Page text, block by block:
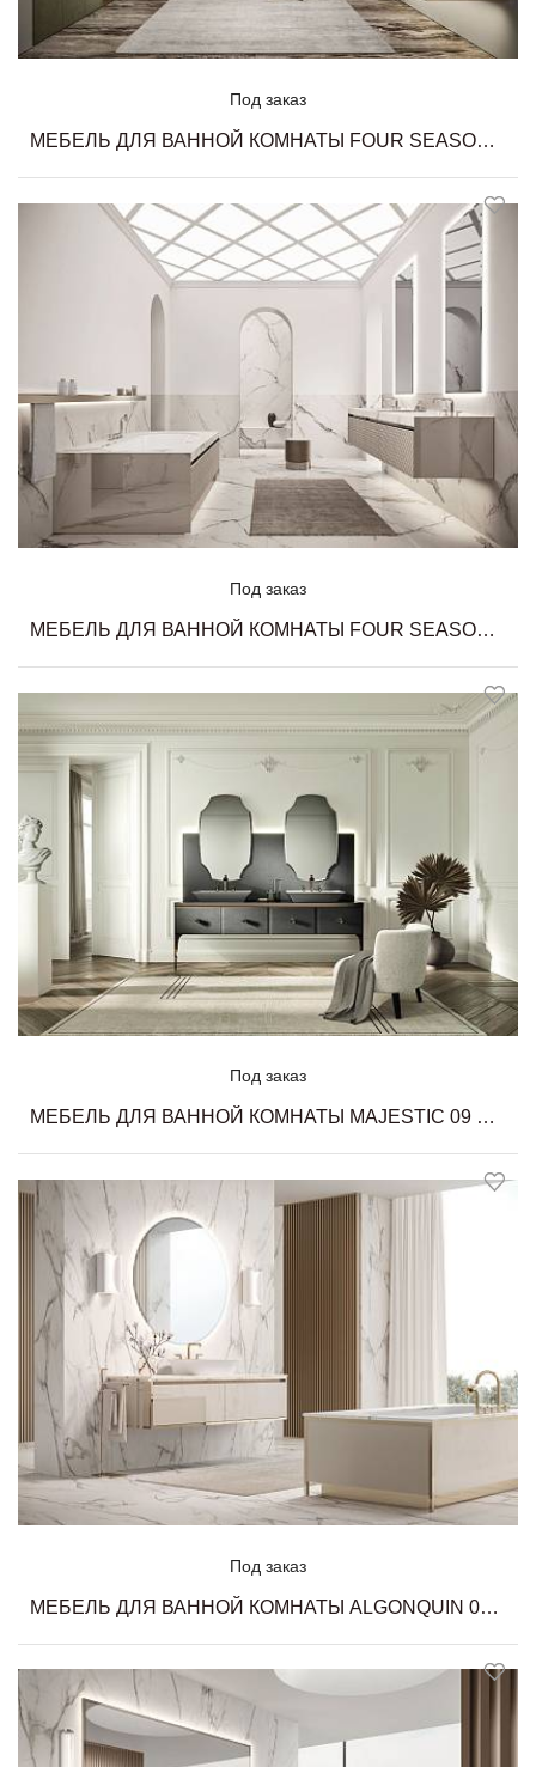
Под заказ
МЕБЕЛЬ ДЛЯ ВАННОЙ КОМНАТЫ FOUR SEASONS 15 MILLDUE
Под заказ
МЕБЕЛЬ ДЛЯ ВАННОЙ КОМНАТЫ FOUR SEASONS 22 MILLDUE
Под заказ
МЕБЕЛЬ ДЛЯ ВАННОЙ КОМНАТЫ MAJESTIC 09 MILLDUE
Под заказ
МЕБЕЛЬ ДЛЯ ВАННОЙ КОМНАТЫ ALGONQUIN 05 MILLDUE